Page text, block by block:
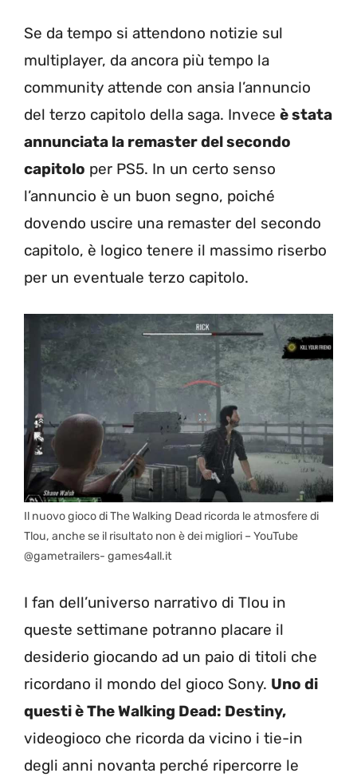
Se da tempo si attendono notizie sul
multiplayer, da ancora più tempo la
community attende con ansia l’annuncio
del terzo capitolo della saga. Invece è stata
annunciata la remaster del secondo
capitolo per PS5. In un certo senso
l’annuncio è un buon segno, poiché
dovendo uscire una remaster del secondo
capitolo, è logico tenere il massimo riserbo
per un eventuale terzo capitolo.
Il nuovo gioco di The Walking Dead ricorda le atmosfere di
Tlou, anche se il risultato non è dei migliori – YouTube
@gametrailers- games4all.it
I fan dell’universo narrativo di Tlou in
queste settimane potranno placare il
desiderio giocando ad un paio di titoli che
ricordano il mondo del gioco Sony. Uno di
questi è The Walking Dead: Destiny,
videogioco che ricorda da vicino i tie-in
degli anni novanta perché ripercorre le